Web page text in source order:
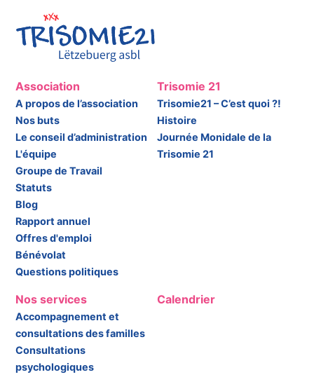
Association
A propos de l’association
Nos buts
Le conseil d’administration
L'équipe
Groupe de Travail
Statuts
Blog
Rapport annuel
Offres d'emploi
Bénévolat
Questions politiques
Trisomie 21
Trisomie21 – C’est quoi ?!
Histoire
Journée Monidale de la
Trisomie 21
Nos services
Accompagnement et
consultations des familles
Consultations
psychologiques
Calendrier